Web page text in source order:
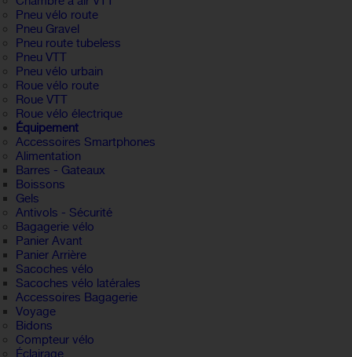
Pneu vélo route
Pneu Gravel
Pneu route tubeless
Pneu VTT
Pneu vélo urbain
Roue vélo route
Roue VTT
Roue vélo électrique
Équipement
Accessoires Smartphones
Alimentation
Barres - Gateaux
Boissons
Gels
Antivols - Sécurité
Bagagerie vélo
Panier Avant
Panier Arrière
Sacoches vélo
Sacoches vélo latérales
Accessoires Bagagerie
Voyage
Bidons
Compteur vélo
Éclairage